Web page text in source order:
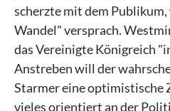
scherzte mit dem
Wandel" versprach.
das Vereinigte Königreich
Anstreben will der
Starmer eine optimistische
vieles orientiert an der